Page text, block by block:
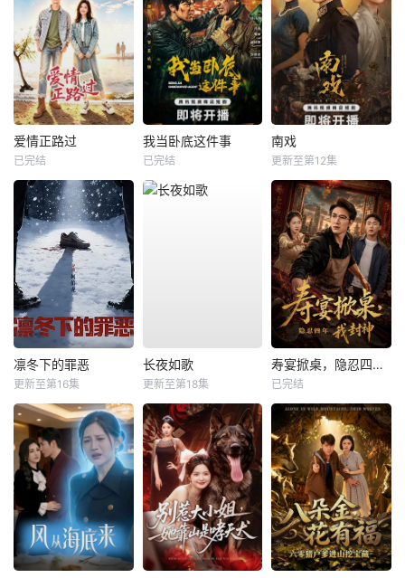
爱情正路过
已完结
我当卧底这件事
已完结
南戏
更新至第12集
凛冬下的罪恶
更新至第16集
长夜如歌
更新至第18集
寿宴掀桌，隐忍四年我封神
已完结